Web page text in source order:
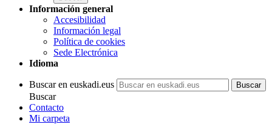
Información general
Accesibilidad
Información legal
Política de cookies
Sede Electrónica
Idioma
Buscar en euskadi.eus
Buscar
Contacto
Mi carpeta